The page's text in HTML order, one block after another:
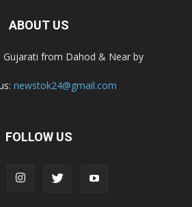
ABOUT US
Gujarati from Dahod & Near by
newstok24@gmail.com
FOLLOW US